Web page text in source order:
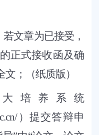
文章为已接受，
正式接收函及确
；（纸质版）
培养系统
）提交答辩申